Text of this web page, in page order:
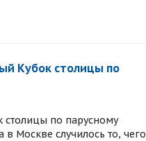
Кубок столицы по
по парусному
в Москве случилось то, чего